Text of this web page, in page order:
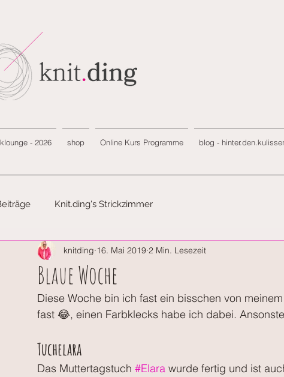
- 2026 shop Online Kurs Programme blog -
Knit.ding's Strickzimmer
Blaue Woche
knitding 16. Mai 2019 2 Min. Lesezeit
Diese Woche bin ich fast ein bisschen von
fast 😂, einen Farbklecks habe ich dabei.
Tuchelara
Das Muttertagstuch #Elara wurde fertig und ist